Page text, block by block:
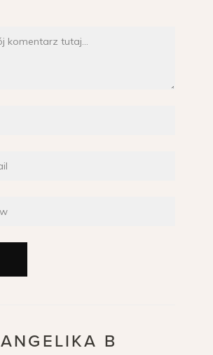
ANGELIKA B